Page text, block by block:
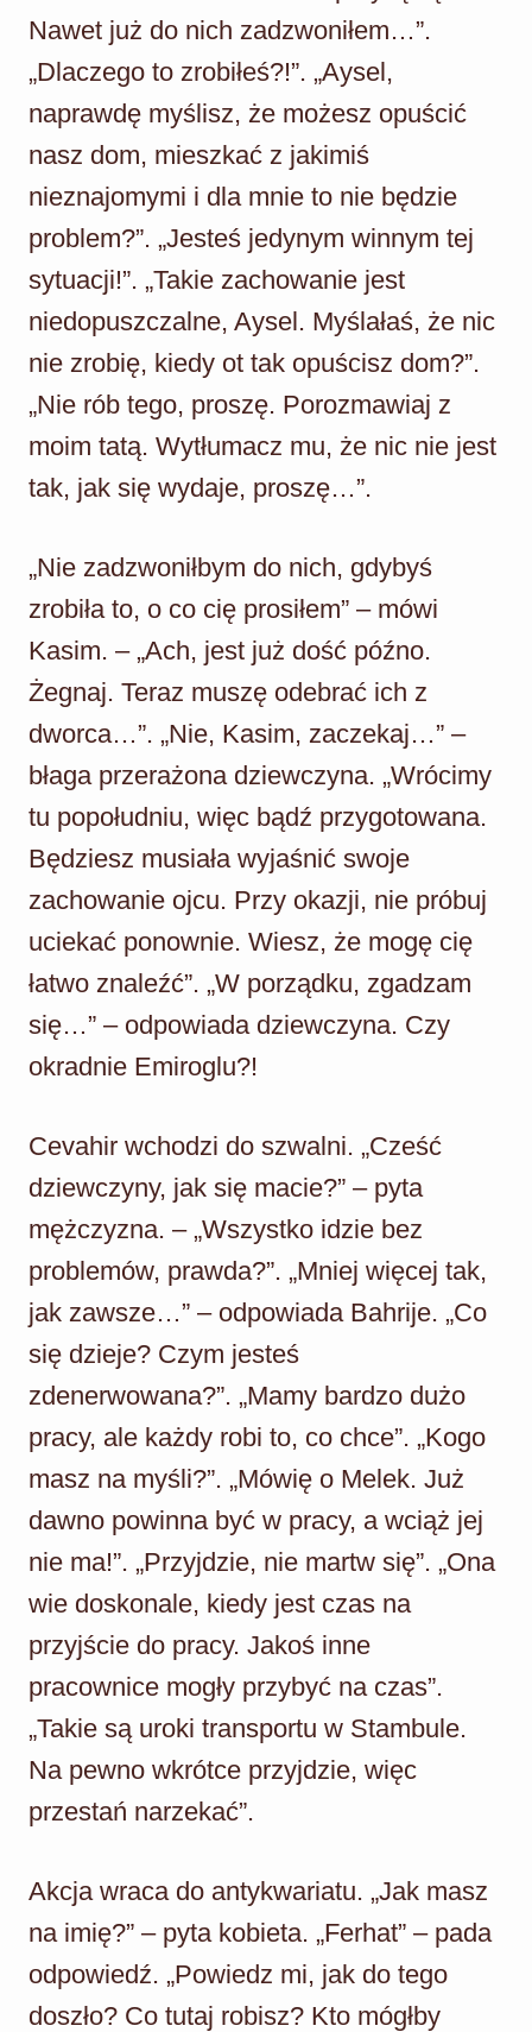
Nawet już do nich zadzwoniłem…”.
„Dlaczego to zrobiłeś?!”. „Aysel,
naprawdę myślisz, że możesz opuścić
nasz dom, mieszkać z jakimiś
nieznajomymi i dla mnie to nie będzie
problem?”. „Jesteś jedynym winnym tej
sytuacji!”. „Takie zachowanie jest
niedopuszczalne, Aysel. Myślałaś, że nic
nie zrobię, kiedy ot tak opuścisz dom?”.
„Nie rób tego, proszę. Porozmawiaj z
moim tatą. Wytłumacz mu, że nic nie jest
tak, jak się wydaje, proszę…”.
„Nie zadzwoniłbym do nich, gdybyś
zrobiła to, o co cię prosiłem” – mówi
Kasim. – „Ach, jest już dość późno.
Żegnaj. Teraz muszę odebrać ich z
dworca…”. „Nie, Kasim, zaczekaj…” –
błaga przerażona dziewczyna. „Wrócimy
tu popołudniu, więc bądź przygotowana.
Będziesz musiała wyjaśnić swoje
zachowanie ojcu. Przy okazji, nie próbuj
uciekać ponownie. Wiesz, że mogę cię
łatwo znaleźć”. „W porządku, zgadzam
się…” – odpowiada dziewczyna. Czy
okradnie Emiroglu?!
Cevahir wchodzi do szwalni. „Cześć
dziewczyny, jak się macie?” – pyta
mężczyzna. – „Wszystko idzie bez
problemów, prawda?”. „Mniej więcej tak,
jak zawsze…” – odpowiada Bahrije. „Co
się dzieje? Czym jesteś
zdenerwowana?”. „Mamy bardzo dużo
pracy, ale każdy robi to, co chce”. „Kogo
masz na myśli?”. „Mówię o Melek. Już
dawno powinna być w pracy, a wciąż jej
nie ma!”. „Przyjdzie, nie martw się”. „Ona
wie doskonale, kiedy jest czas na
przyjście do pracy. Jakoś inne
pracownice mogły przybyć na czas”.
„Takie są uroki transportu w Stambule.
Na pewno wkrótce przyjdzie, więc
przestań narzekać”.
Akcja wraca do antykwariatu. „Jak masz
na imię?” – pyta kobieta. „Ferhat” – pada
odpowiedź. „Powiedz mi, jak do tego
doszło? Co tutaj robisz? Kto mógłby